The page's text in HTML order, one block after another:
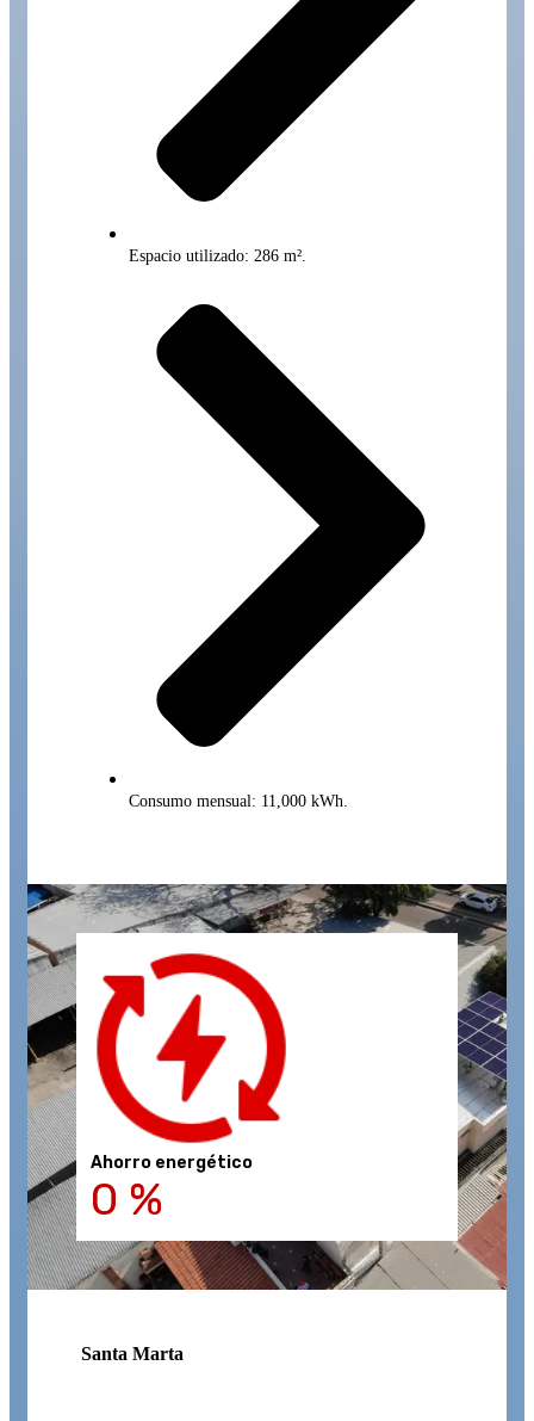
Espacio utilizado: 286 m².
Consumo mensual: 11,000 kWh.
Ahorro energético
0 %
Santa Marta